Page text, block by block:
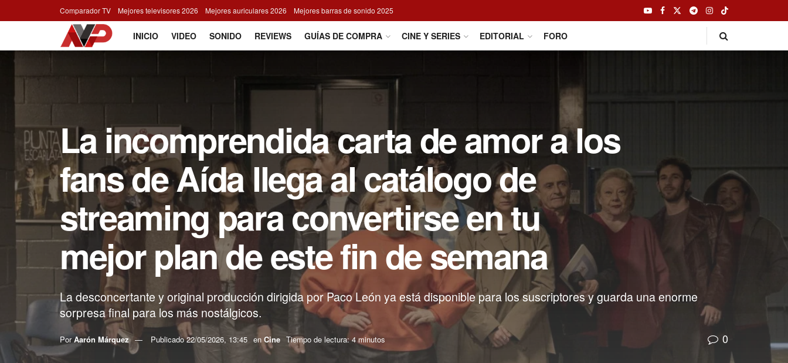
Comparador TV Mejores televisores 2026 Mejores auriculares 2026 Mejores barras de sonido 2025
INICIO VIDEO SONIDO REVIEWS GUÍAS DE COMPRA CINE Y SERIES EDITORIAL FORO
La incomprendida carta de amor a los
fans de Aída llega al catálogo de
streaming para convertirse en tu
mejor plan de este fin de semana
La desconcertante y original producción dirigida por Paco León ya está disponible para los suscriptores y guarda una enorme
sorpresa final para los más nostálgicos.
Por Aarón Márquez Publicado22/05/2026, 13:45 en Cine Tiempo de lectura: 4 minutos 0